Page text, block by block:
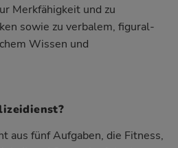
Merkfähigkeit und zu
sowie zu verbalem, figural-
Wissen und
aus fünf Aufgaben, die Fitness,